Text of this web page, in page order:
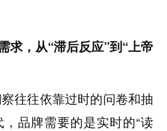
求，从“滞后反应”到“上帝
往往依靠过时的问卷和抽
品牌需要的是实时的“读